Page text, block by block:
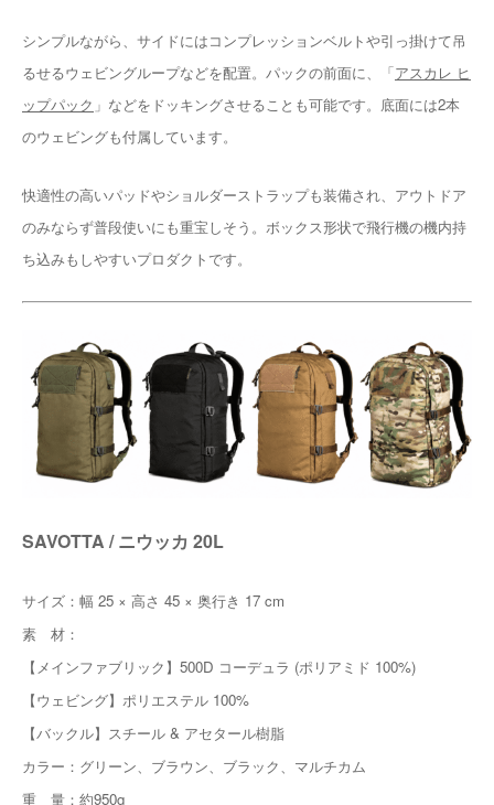
シンプルながら、サイドにはコンプレッションベルトや引っ掛けて吊
るせるウェビングループなどを配置。パックの前面に、「アスカレ ヒ
ップパック 」などをドッキングさせることも可能です。底面には2本
のウェビングも付属しています。
快適性の高いパッドやショルダーストラップも装備され、アウトドア
のみならず普段使いにも重宝しそう。ボックス形状で飛行機の機内持
ち込みもしやすいプロダクトです。
SAVOTTA / ニウッカ 20L
サイズ：幅 25 × 高さ 45 × 奥行き 17 cm
素 材：
【メインファブリック】500D コーデュラ (ポリアミド 100%)
【ウェビング】ポリエステル 100%
【バックル】スチール & アセタール樹脂
カラー：グリーン、ブラウン、ブラック、マルチカム
重 量：約950g